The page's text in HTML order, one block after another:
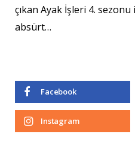
çıkan Ayak İşleri 4.
absürt…
Facebook
Instagram